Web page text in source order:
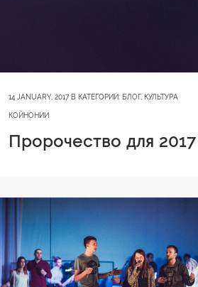
14 JANUARY, 2017 В КАТЕГОРИИ: БЛОГ, КУЛЬТУРА
КОЙНОНИИ
Пророчество для 2017